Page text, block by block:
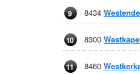
9 8434 Westende
10 8300
11 8460